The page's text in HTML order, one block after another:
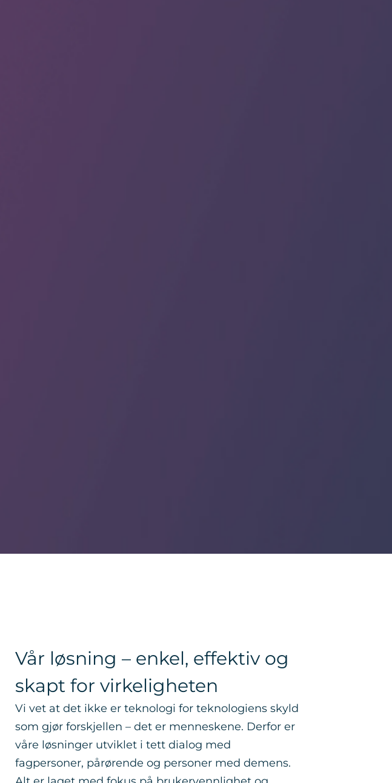
Vår løsning – enkel, effektiv og
skapt for virkeligheten
Vi vet at det ikke er teknologi for teknologiens skyld
som gjør forskjellen – det er menneskene. Derfor er
våre løsninger utviklet i tett dialog med
fagpersoner, pårørende og personer med demens.